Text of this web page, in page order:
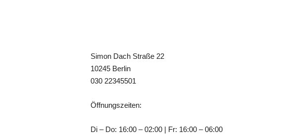
Simon Dach Straße 22
10245 Berlin
030 22345501
Öffnungszeiten:
Di – Do: 16:00 – 02:00 | Fr: 16:00 – 06:00